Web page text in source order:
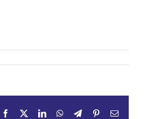
Facebook LinkedInWhatsApp
TelegramPinterestCorreo